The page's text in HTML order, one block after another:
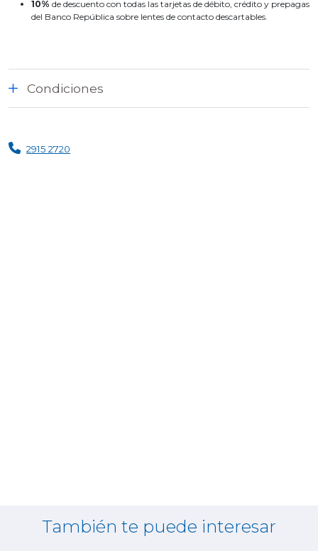
10% de descuento con todas las tarjetas de débito, crédito y prepagas
del Banco República sobre lentes de contacto descartables.
Condiciones
2915 2720
También te puede interesar